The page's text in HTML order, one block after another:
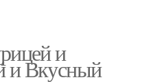
и
и Вкусный